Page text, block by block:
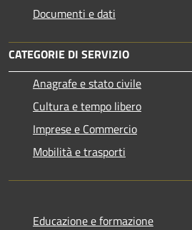
Documenti e dati
CATEGORIE DI SERVIZIO
Anagrafe e stato civile
Cultura e tempo libero
Imprese e Commercio
Mobilità e trasporti
Educazione e formazione